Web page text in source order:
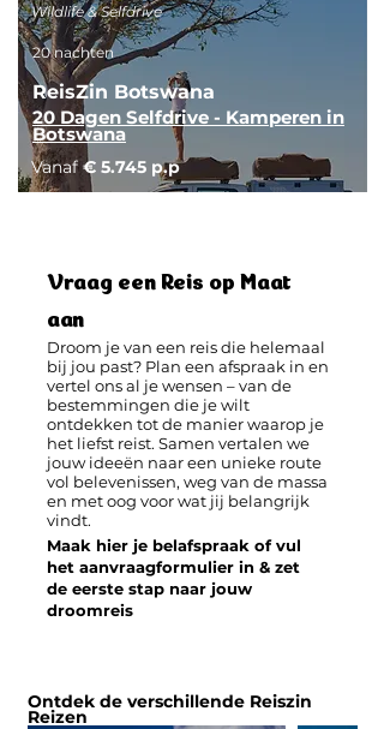
Wildlife & Selfdrive
20 nachten
ReisZin Botswana
20 Dagen Selfdrive - Kamperen in
Botswana
Vanaf€ 5.745 p.p
Vraag een Reis op Maat
aan
​Droom je van een reis die helemaal
bij jou past? Plan een afspraak in en
vertel ons al je wensen – van de
bestemmingen die je wilt
ontdekken tot de manier waarop je
het liefst reist. Samen vertalen we
jouw ideeën naar een unieke route
vol belevenissen, weg van de massa
en met oog voor wat jij belangrijk
vindt.
Maak hier je belafspraak of vul
het aanvraagformulier in & zet
de eerste stap naar jouw
droomreis
Ontdek de verschillende Reiszin
Reizen